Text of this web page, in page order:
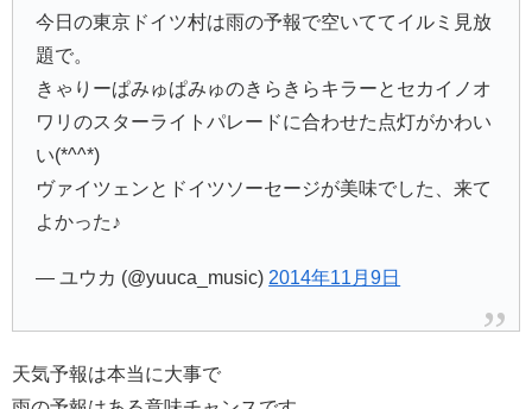
今日の東京ドイツ村は雨の予報で空いててイルミ見放
題で。
きゃりーぱみゅぱみゅのきらきらキラーとセカイノオ
ワリのスターライトパレードに合わせた点灯がかわい
い(*^^*)
ヴァイツェンとドイツソーセージが美味でした、来て
よかった♪
— ユウカ (@yuuca_music) 2014年11月9日
天気予報は本当に大事で